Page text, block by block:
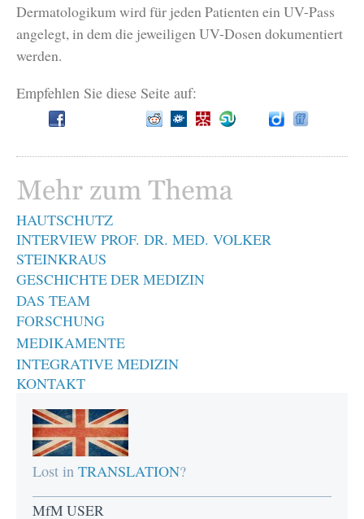
Dermatologikum wird für jeden Patienten ein UV-Pass
angelegt, in dem die jeweiligen UV-Dosen dokumentiert
werden.
Empfehlen Sie diese Seite auf:
HAUTSCHUTZ
INTERVIEW PROF. DR. MED. VOLKER
STEINKRAUS
GESCHICHTE DER MEDIZIN
DAS TEAM
FORSCHUNG
MEDIKAMENTE
INTEGRATIVE MEDIZIN
KONTAKT
Lost in TRANSLATION?
MfM USER